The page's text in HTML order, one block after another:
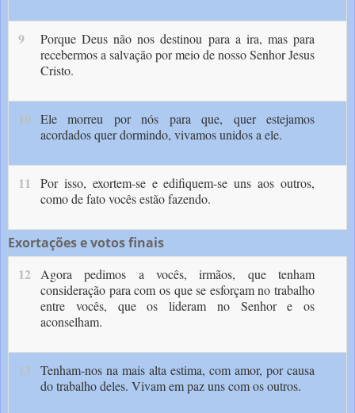
9
Porque Deus não nos destinou para a ira, mas para
recebermos a salvação por meio de nosso Senhor Jesus
Cristo.
10 Ele morreu por nós para que, quer estejamos
acordados quer dormindo, vivamos unidos a ele.
11
Por isso, exortem-se e edifiquem-se uns aos outros,
como de fato vocês estão fazendo.
Exortações e votos finais
12
Agora pedimos a vocês, irmãos, que tenham
consideração para com os que se esforçam no trabalho
entre vocês, que os lideram no Senhor e os
aconselham.
13
Tenham-nos na mais alta estima, com amor, por causa
do trabalho deles. Vivam em paz uns com os outros.